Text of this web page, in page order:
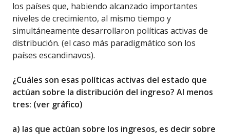
los países que, habiendo alcanzado importantes
niveles de crecimiento, al mismo tiempo y
simultáneamente desarrollaron políticas activas de
distribución. (el caso más paradigmático son los
países escandinavos).
¿Cuáles son esas políticas activas del estado que
actúan sobre la distribución del ingreso? Al menos
tres: (ver gráfico)
a) las que actúan sobre los ingresos, es decir sobre